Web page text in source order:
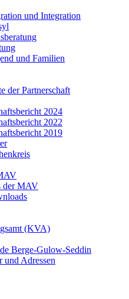
und Integration
und Familien
der Partnerschaft
2024
2022
2019
der MAV
(KVA)
Berge-Gulow-Seddin
und Adressen